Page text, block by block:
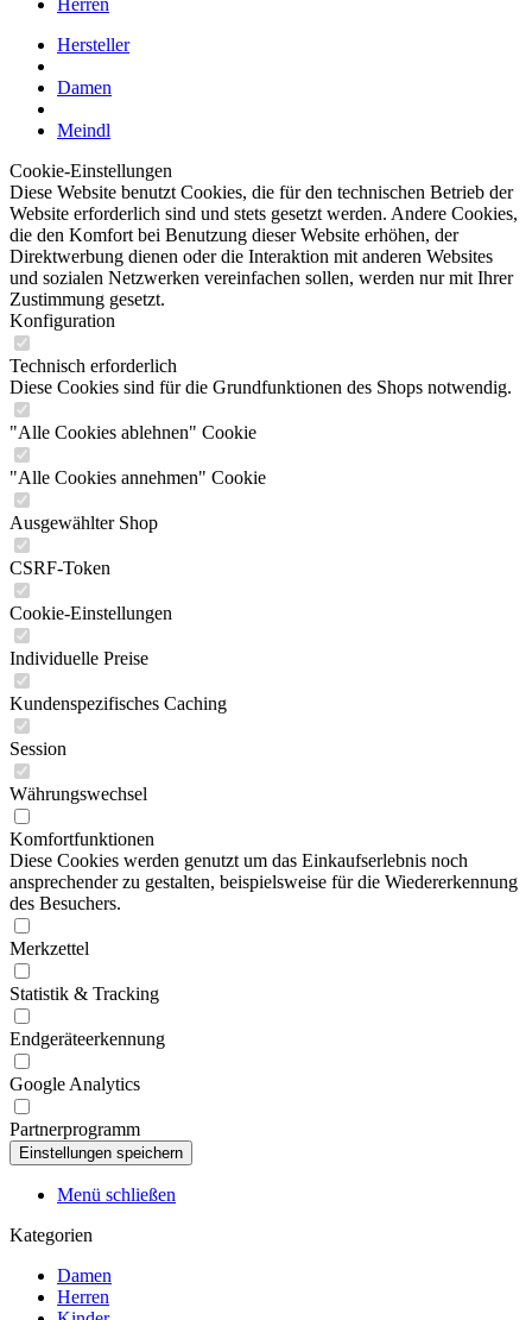
Herren
Hersteller
Damen
Meindl
Cookie-Einstellungen
Diese Website benutzt Cookies, die für den technischen Betrieb der
Website erforderlich sind und stets gesetzt werden. Andere Cookies,
die den Komfort bei Benutzung dieser Website erhöhen, der
Direktwerbung dienen oder die Interaktion mit anderen Websites
und sozialen Netzwerken vereinfachen sollen, werden nur mit Ihrer
Zustimmung gesetzt.
Konfiguration
Technisch erforderlich
Diese Cookies sind für die Grundfunktionen des Shops notwendig.
"Alle Cookies ablehnen" Cookie
"Alle Cookies annehmen" Cookie
Ausgewählter Shop
CSRF-Token
Cookie-Einstellungen
Individuelle Preise
Kundenspezifisches Caching
Session
Währungswechsel
Komfortfunktionen
Diese Cookies werden genutzt um das Einkaufserlebnis noch
ansprechender zu gestalten, beispielsweise für die Wiedererkennung
des Besuchers.
Merkzettel
Statistik & Tracking
Endgeräteerkennung
Google Analytics
Partnerprogramm
Menü schließen
Kategorien
Damen
Herren